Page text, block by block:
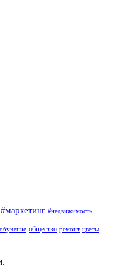
#маркетинг #недвижимость
обучение общество ремонт цветы